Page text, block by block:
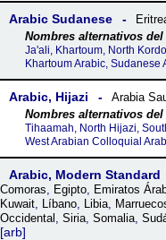
Arabic Sudanese
Ja'ali, Khartoum, North
Khartoum Arabic, Sudanese
Arabic, Hijazi Arabia
Tihaamah, North Hijazi,
West Arabian Colloquial
Arabic, Modern Standard
Comoras, Egipto, Emiratos
Kuwait, Líbano, Libia,
Occidental , Siria, Somalia,
arb